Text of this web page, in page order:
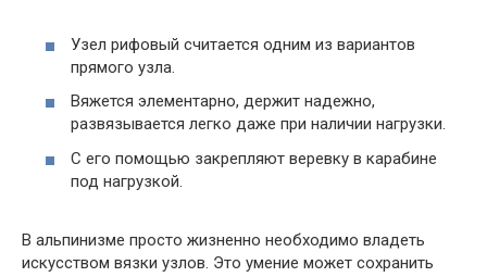
Узел рифовый считается одним из вариантов
прямого узла.
Вяжется элементарно, держит надежно,
развязывается легко даже при наличии нагрузки.
С его помощью закрепляют веревку в карабине
под нагрузкой.
В альпинизме просто жизненно необходимо владеть
искусством вязки узлов. Это умение может сохранить